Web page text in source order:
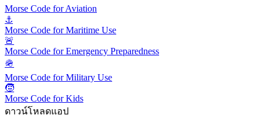
Morse Code for Aviation
⚓
Morse Code for Maritime Use
🚨
Morse Code for Emergency Preparedness
🪖
Morse Code for Military Use
🧒
Morse Code for Kids
ดาวน์โหลดแอป